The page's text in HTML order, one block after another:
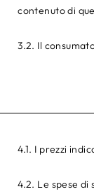
contenuto di
3.2. Il
4.1. I prezzi
4.2. Le spese